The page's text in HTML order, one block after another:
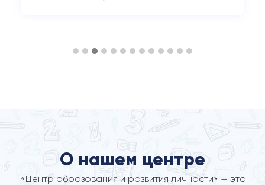
О нашем центре
«Центр образования и развития личности» — это